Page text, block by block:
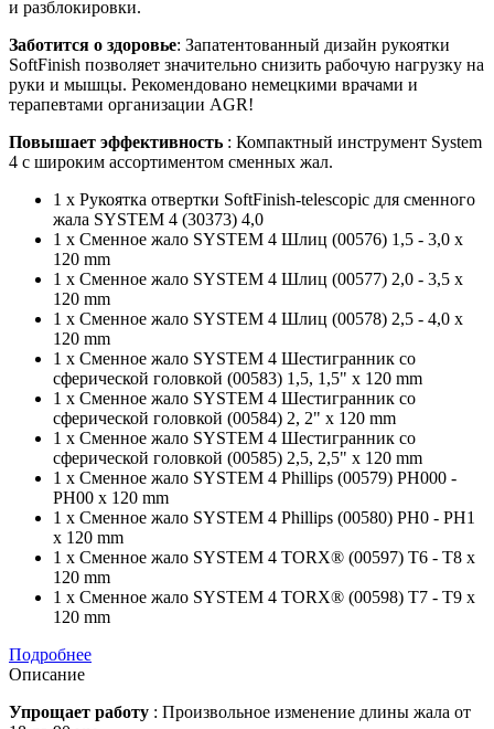
и разблокировки.
Заботится о здоровье: Запатентованный дизайн рукоятки
SoftFinish позволяет значительно снизить рабочую нагрузку на
руки и мышцы. Рекомендовано немецкими врачами и
терапевтами организации AGR!
Повышает эффективность : Компактный инструмент System
4 с широким ассортиментом сменных жал.
1 x Рукояткa отвертки SoftFinish-telescopic для сменного
жала SYSTEM 4 (30373) 4,0
1 x Сменное жало SYSTEM 4 Шлиц (00576) 1,5 - 3,0 x
120 mm
1 x Сменное жало SYSTEM 4 Шлиц (00577) 2,0 - 3,5 x
120 mm
1 x Сменное жало SYSTEM 4 Шлиц (00578) 2,5 - 4,0 x
120 mm
1 x Сменное жало SYSTEM 4 Шестигранник со
сферической головкой (00583) 1,5, 1,5" x 120 mm
1 x Сменное жало SYSTEM 4 Шестигранник со
сферической головкой (00584) 2, 2" x 120 mm
1 x Сменное жало SYSTEM 4 Шестигранник со
сферической головкой (00585) 2,5, 2,5" x 120 mm
1 x Сменное жало SYSTEM 4 Phillips (00579) PH000 -
PH00 x 120 mm
1 x Сменное жало SYSTEM 4 Phillips (00580) PH0 - PH1
x 120 mm
1 x Сменное жало SYSTEM 4 TORX® (00597) T6 - T8 x
120 mm
1 x Сменное жало SYSTEM 4 TORX® (00598) T7 - T9 x
120 mm
Подробнее
Описание
Упрощает работу : Произвольное изменение длины жала от